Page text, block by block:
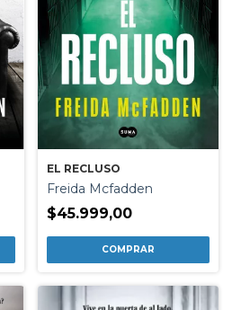
EL RECLUSO
Freida Mcfadden
$45.999,00